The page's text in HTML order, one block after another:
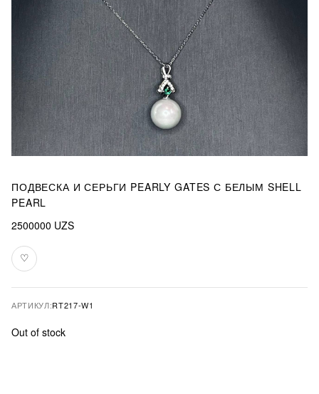
ПОДВЕСКА И СЕРЬГИ PEARLY GATES С БЕЛЫМ SHELL
PEARL
2500000 UZS
♡
В
избранное
АРТИКУЛ:RT217-W1
Out of stock